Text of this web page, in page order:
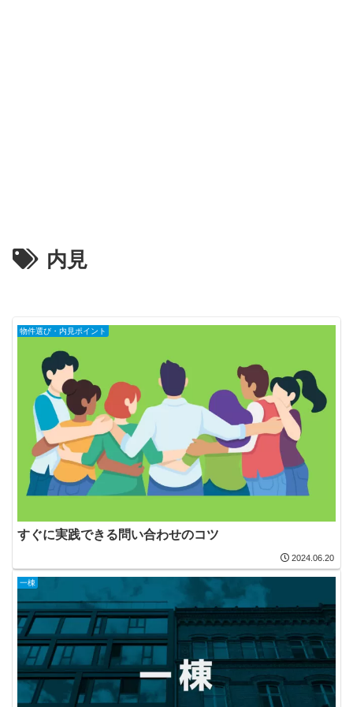
内見
物件選び・内見ポイント
すぐに実践できる問い合わせのコツ
2024.06.20
一棟